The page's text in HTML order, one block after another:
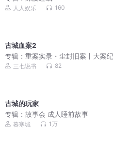
人人娱乐 160
古城血案2
专辑：重案实录・尘封旧案丨大案
丨谜案追凶丨免费收听
三七说书 82
古城的玩家
专辑：故事会 成人睡前故事
暮寒城 1万